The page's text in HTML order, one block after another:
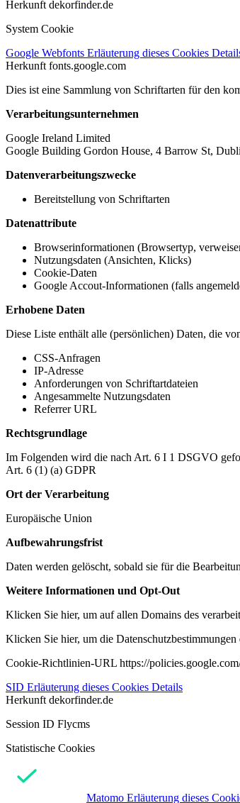
Herkunft dekorfinder.de
System Cookie
Google Webfonts Erläuterung dieses Cookies
Herkunft fonts.google.com
Dies ist eine Sammlung von Schriftarten für den
Verarbeitungsunternehmen
Google Ireland Limited
Google Building Gordon House, 4 Barrow St,
Datenverarbeitungszwecke
Bereitstellung von Schriftarten
Datenattribute
Browserinformationen (Browsertyp,
Nutzungsdaten (Ansichten, Klicks)
Cookie-Daten
Google Accout-Informationen (falls
Erhobene Daten
Diese Liste enthält alle (persönlichen) Daten, die
CSS-Anfragen
IP-Adresse
Anforderungen von Schriftartdateien
Angesammelte Nutzungsdaten
Referrer URL
Rechtsgrundlage
Im Folgenden wird die nach Art. 6 I 1 DSGVO
Art. 6 (1) (a) GDPR
Ort der Verarbeitung
Europäische Union
Aufbewahrungsfrist
Daten werden gelöscht, sobald sie für die
Weitere Informationen und Opt-Out
Klicken Sie hier, um auf allen Domains des
Klicken Sie hier, um die
Cookie-Richtlinien-URL https://
SID Erläuterung dieses Cookies Details
Herkunft dekorfinder.de
Session ID Flycms
Statistische Cookies
Matomo Erläuterung dieses